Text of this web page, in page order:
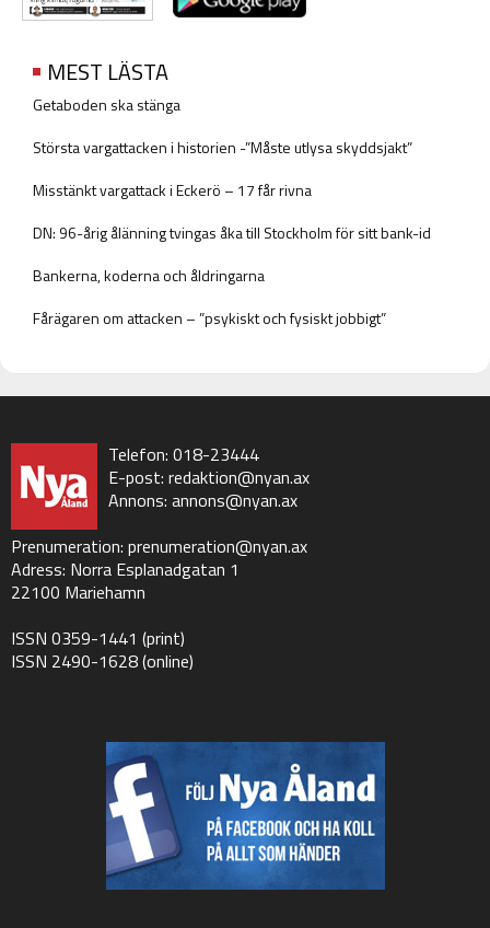
MEST LÄSTA
Getaboden ska stänga
Största vargattacken i historien -”Måste utlysa skyddsjakt”
Misstänkt vargattack i Eckerö – 17 får rivna
DN: 96-årig ålänning tvingas åka till Stockholm för sitt bank-id
Bankerna, koderna och åldringarna
Fårägaren om attacken – ”psykiskt och fysiskt jobbigt”
Telefon: 018-23444
E-post: redaktion@nyan.ax
Annons: annons@nyan.ax
Prenumeration: prenumeration@nyan.ax
Adress: Norra Esplanadgatan 1
22100 Mariehamn
ISSN 0359-1441 (print)
ISSN 2490-1628 (online)